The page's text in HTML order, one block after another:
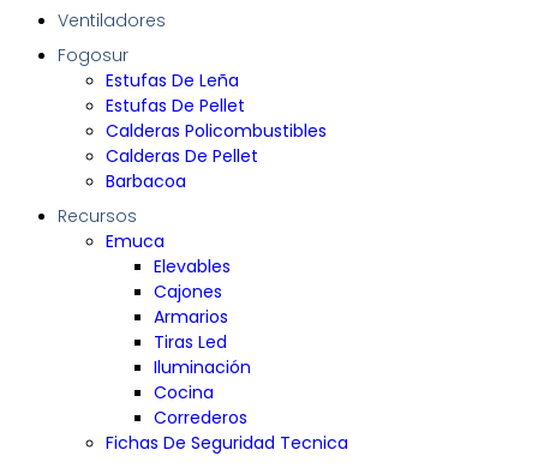
Ventiladores
Fogosur
Estufas De Leña
Estufas De Pellet
Calderas Policombustibles
Calderas De Pellet
Barbacoa
Recursos
Emuca
Elevables
Cajones
Armarios
Tiras Led
Iluminación
Cocina
Correderos
Fichas De Seguridad Tecnica